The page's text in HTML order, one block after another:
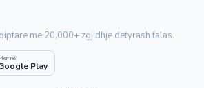
me 20,000+ zgjidhje detyrash falas.
në
Play